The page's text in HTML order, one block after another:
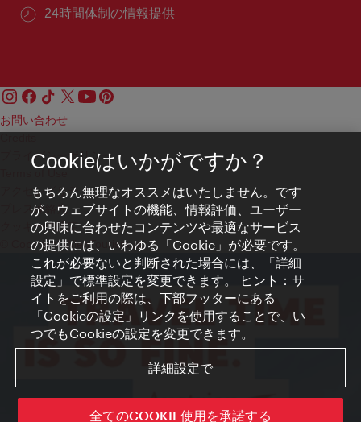
24時間体制の情報提供
お問い合わせ
プライバシーポリシー
アクセシビリティ
プレス連絡先
クッキーの設定
© Copyright WienTourismus
Cookieはいかがですか？
もちろん無理なオススメはいたしません。です
が、ウェブサイトの機能、情報評価、ユーザー
の興味に合わせたコンテンツや最適なサービス
の提供には、いわゆる「Cookie」が必要です。
これが必要ないと判断された場合には、「詳細
設定」で標準設定を変更できます。 ヒント：サ
イトをご利用の際は、下部フッターにある
「Cookieの設定」リンクを使用することで、い
つでもCookieの設定を変更できます。
詳細設定で
全てのCOOKIE使用を承諾する